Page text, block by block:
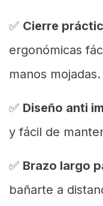
✅ Cierre
ergonómicas
manos mojadas.
✅ Diseño anti
y fácil de
✅ Brazo largo
bañarte a